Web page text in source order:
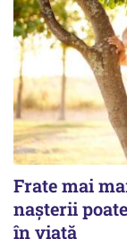
Frate mai
nașterii
în viață